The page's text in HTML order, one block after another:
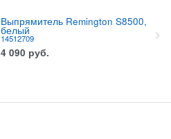
Выпрямитель Remington S8500,
белый
14512709
4 090 руб.